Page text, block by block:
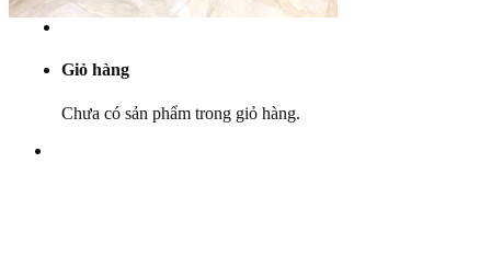
Giỏ hàng
Chưa có sản phẩm trong giỏ hàng.